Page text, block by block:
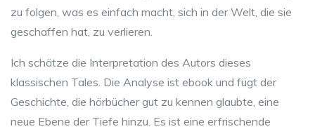
zu folgen, was es einfach macht, sich in der Welt, die sie
geschaffen hat, zu verlieren.
Ich schätze die Interpretation des Autors dieses
klassischen Tales. Die Analyse ist ebook und fügt der
Geschichte, die hörbücher gut zu kennen glaubte, eine
neue Ebene der Tiefe hinzu. Es ist eine erfrischende